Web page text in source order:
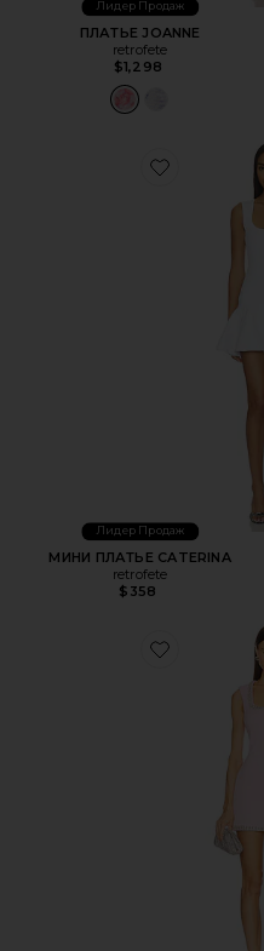
Лидер Продаж
ПЛАТЬЕ JOANNE
retrofete
$1,298
Favorite МИНИ
Лидер Продаж
МИНИ ПЛАТЬЕ CATERINA
retrofete
$358
Favorite ПЛАТЬЕ